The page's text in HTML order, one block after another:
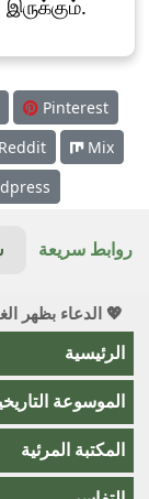
Pinterest
Reddit
Mix
روابط سريعة
💖 الدعاء بظهر
الرئيسية
الموسوعة
المكتبة المرئية